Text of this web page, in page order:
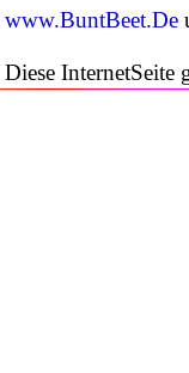
www.BuntBeet.De
Diese